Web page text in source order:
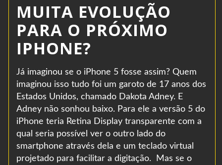
MUITA EVOLUÇÃO
PARA O PRÓXIMO
IPHONE?
Já imaginou se o iPhone 5 fosse assim? Quem
imaginou isso tudo foi um garoto de 17 anos dos
Estados Unidos, chamado Dakota Adney. E
Adney não sonhou baixo. Para ele a versão 5 do
iPhone teria Retina Display transparente com a
qual seria possível ver o outro lado do
smartphone através dela e um teclado virtual
projetado para facilitar a digitação. Mas se o